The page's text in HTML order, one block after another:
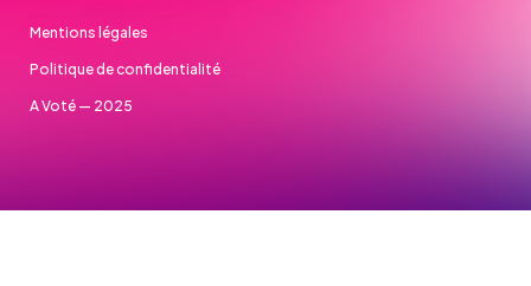
Mentions légales
Politique de confidentialité
A Voté — 2025